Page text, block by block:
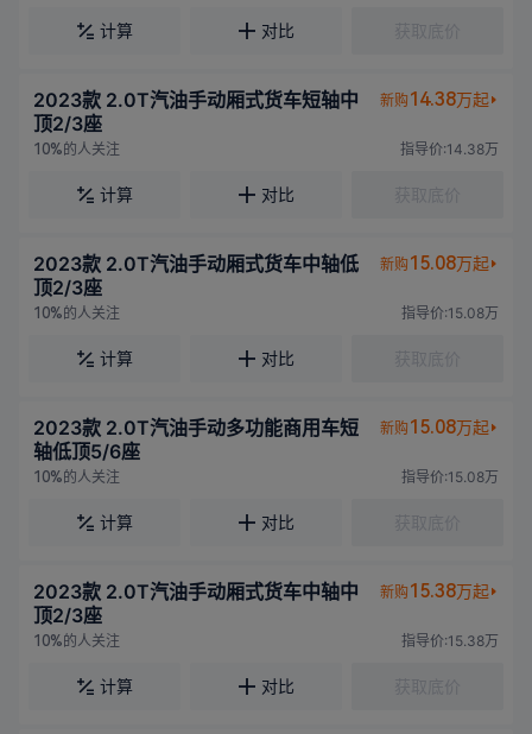
计算 对比
2023款 2.0T汽油手动厢式货车短轴中
顶2/3座
新购 14.38万起
10%的人关注 指导价:14.38万
计算 对比
2023款 2.0T汽油手动厢式货车中轴低
顶2/3座
新购 15.08万起
10%的人关注 指导价:15.08万
计算 对比
2023款 2.0T汽油手动多功能商用车短
轴低顶5/6座
新购 15.08万起
10%的人关注 指导价:15.08万
计算 对比
2023款 2.0T汽油手动厢式货车中轴中
顶2/3座
新购 15.38万起
10%的人关注 指导价:15.38万
计算 对比